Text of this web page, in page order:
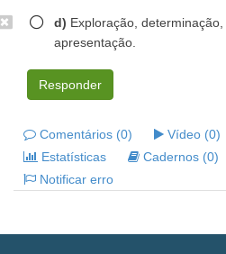
d) Exploração,
apresentação.
Responder
Comentários (0) Vídeo (0)
Estatísticas
Cadernos (0)
Notificar erro